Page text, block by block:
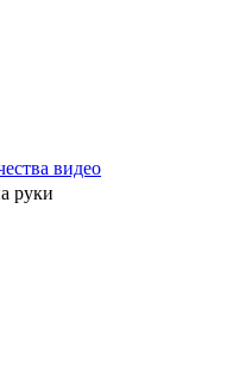
видео
руки